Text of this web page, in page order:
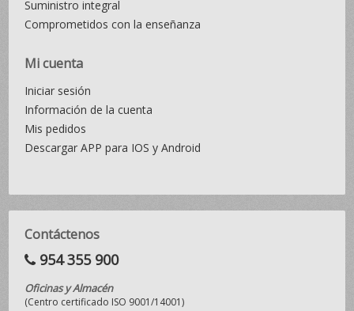
Suministro integral
Comprometidos con la enseñanza
Mi cuenta
Iniciar sesión
Información de la cuenta
Mis pedidos
Descargar APP para IOS y Android
Contáctenos
954 355 900
Oficinas y Almacén
(Centro certificado ISO 9001/14001)